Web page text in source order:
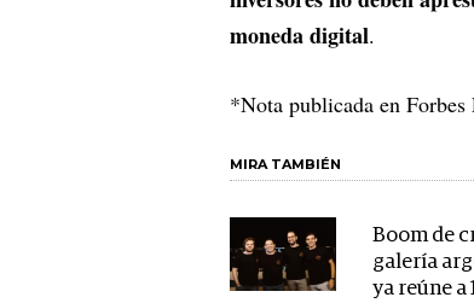
moneda digital.
*Nota publicada en Forbes
MIRA TAMBIÉN
Boom de
galería
ya reúne a